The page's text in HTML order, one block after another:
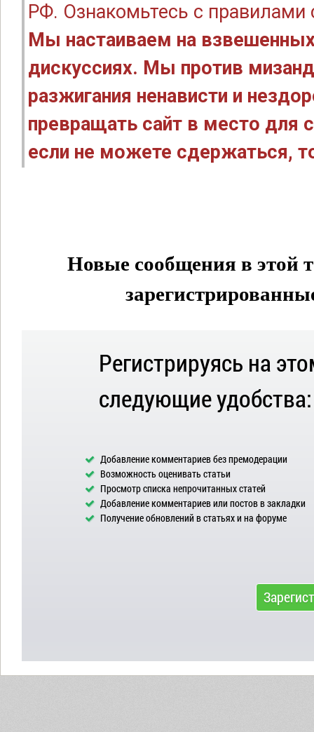
РФ. Ознакомьтесь с правилами
Мы настаиваем на
дискуссиях. Мы против
разжигания ненависти и
превращать сайт в место для
если не можете сдержаться,
Новые сообщения в этой
Регистрируясь на
следующие удобства:
Добавление комментариев без премодерации
Возможность оценивать статьи
Просмотр списка непрочитанных статей
Добавление комментариев или постов в закладки
Получение обновлений в статьях и на форуме